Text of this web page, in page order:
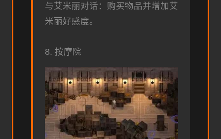
与艾米丽对话：购买物品并增加艾
米丽好感度。
8. 按摩院